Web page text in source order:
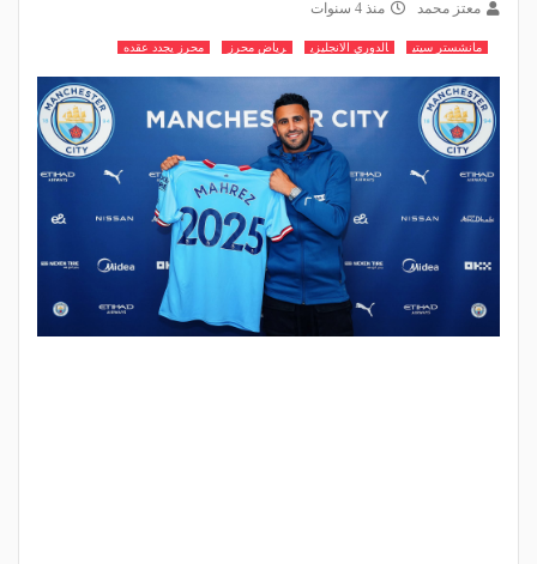
معتز محمد منذ 4 سنوات
مانشستر سيتي الدوري الانجليزي رياض محرز محرز يجدد عقده